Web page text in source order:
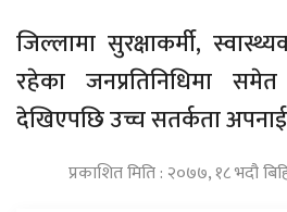
जिल्लामा सुरक्षाकर्मी,
रहेका जनप्रतिनिधिमा
देखिएपछि उच्च सतर्कता
प्रकाशित मिति : २०७७, १८ भदौ